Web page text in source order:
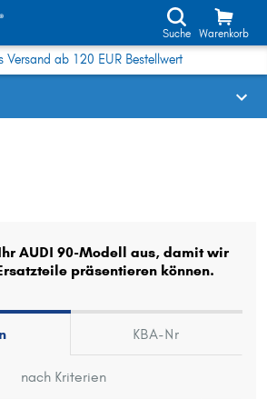
Suche Warenkorb
Versand ab 120 EUR Bestellwert
Oder
AUDI 90-Modell aus, damit wir
präsentieren können.
KBA-Nr
nach Kriterien